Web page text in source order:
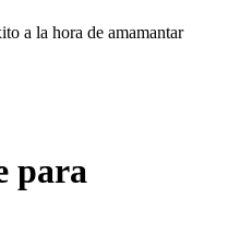
a la hora de amamantar
para